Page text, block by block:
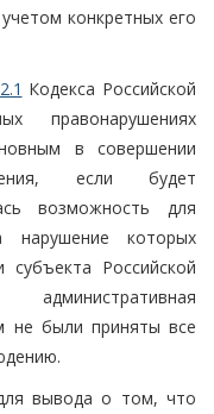
конкретных его
2.1 Кодекса Российской
правонарушениях
в совершении
если будет
возможность для
которых
Российской
не были приняты все
вывода о том, что